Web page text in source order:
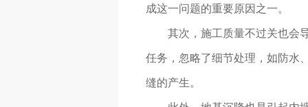
成这一问题的重要原因之一。
其次，施工质量不过关也会
任务，忽略了细节处理，如防水
缝的产生。